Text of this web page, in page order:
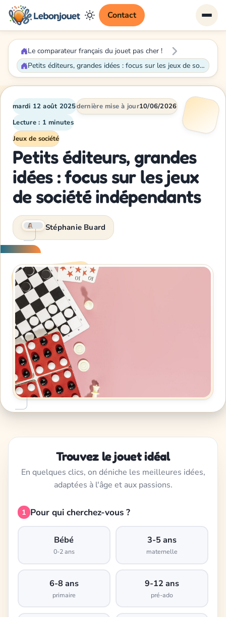
Contact
Le comparateur français du jouet pas cher !
Petits éditeurs, grandes idées : focus sur les jeux de société indépendants
mardi 12 août 2025dernière mise à jour10/06/2026
Lecture : 1 minutes
Jeux de société
Petits éditeurs, grandes
idées : focus sur les jeux
de société indépendants
Stéphanie Buard
Trouvez le jouet idéal
En quelques clics, on déniche les meilleures idées,
adaptées à l'âge et aux passions.
1 Pour qui cherchez-vous ?
Bébé
0-2 ans
3-5 ans
maternelle
6-8 ans
primaire
9-12 ans
pré-ado